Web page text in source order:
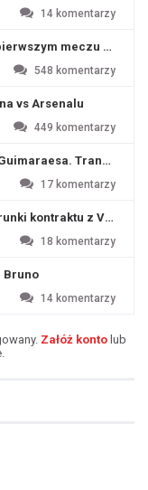
14 komentarzy
meczu
548 komentarzy
vs Arsenalu
449 komentarzy
Transfer
17 komentarzy
kontraktu z
18 komentarzy
Bruno
14 komentarzy
Załóż kontolub